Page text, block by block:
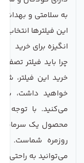
به سلامتی و
این فیلترها انتخاب
انگیزه برای خرید
چرا باید فیلتر
خرید این فیلتر،
خواهید داشت،
می‌کنید. با توجه
محصول یک
روزمره شماست. با
می‌توانید به راحتی و